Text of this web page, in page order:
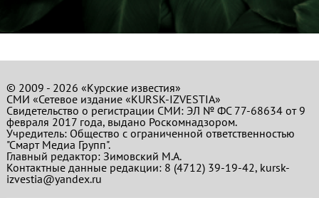
© 2009 - 2026 «Курские известия»
СМИ «Сетевое издание «KURSK-IZVESTIA»
Свидетельство о регистрации СМИ: ЭЛ № ФС 77-68634 от 9
февраля 2017 года, выдано Роскомнадзором.
Учредитель: Общество с ограниченной ответственностью
"Смарт Медиа Групп".
Главный редактор:Зимовский М.А.
Контактные данные редакции: 8 (4712) 39-19-42, kursk-
izvestia@yandex.ru